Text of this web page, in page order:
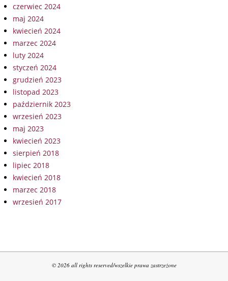
czerwiec 2024
maj 2024
kwiecień 2024
marzec 2024
luty 2024
styczeń 2024
grudzień 2023
listopad 2023
październik 2023
wrzesień 2023
maj 2023
kwiecień 2023
sierpień 2018
lipiec 2018
kwiecień 2018
marzec 2018
wrzesień 2017
© 2026 all rights reserved/wszelkie prawa zastrzeżone